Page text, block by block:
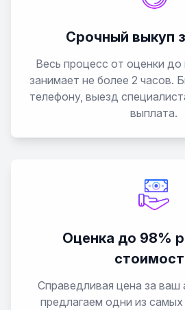
Срочный выкуп
Весь процесс от оценки до
занимает не более 2 часов.
телефону, выезд
выплата.
Оценка до 98%
Справедливая цена за
предлагаем одни из